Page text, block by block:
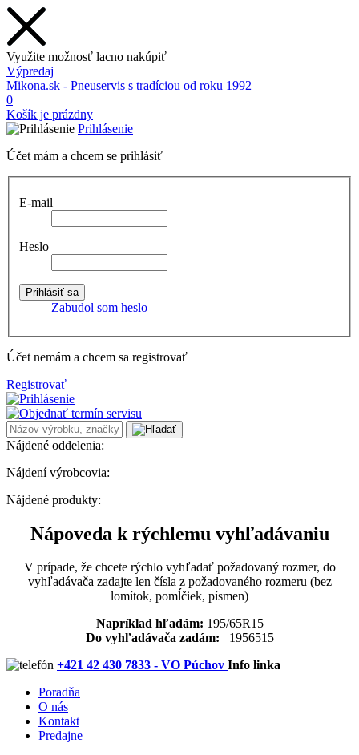
Využite možnosť lacno nakúpiť
Výpredaj
Mikona.sk - Pneuservis s tradíciou od roku 1992
0
Košík je prázdny
Prihlásenie
Účet mám a chcem se prihlásiť
E-mail
Heslo
Zabudol som heslo
Účet nemám a chcem sa registrovať
Registrovať
Nájdené oddelenia:
Nájdení výrobcovia:
Nájdené produkty:
Nápoveda k rýchlemu vyhľadávaniu
V prípade, že chcete rýchlo vyhľadať požadovaný rozmer, do
vyhľadávača zadajte len čísla z požadovaného rozmeru (bez
lomítok, pomĺčiek, písmen)
Napríklad hľadám: 195/65R15
Do vyhľadávača zadám: 1956515
+421 42 430 7833 - VO Púchov Info linka
Poradňa
O nás
Kontakt
Predajne